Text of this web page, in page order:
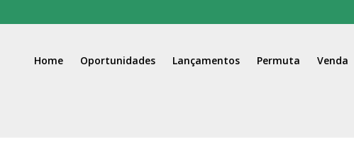
Home Oportunidades Lançamentos Permuta Venda